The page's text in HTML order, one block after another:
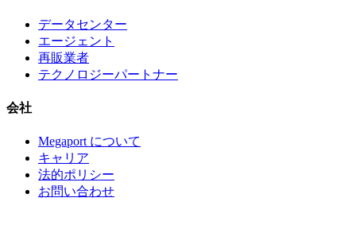
データセンター
エージェント
再販業者
テクノロジーパートナー
会社
Megaport について
キャリア
法的ポリシー
お問い合わせ